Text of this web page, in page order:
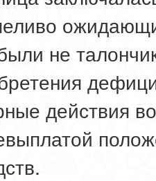
не
действия